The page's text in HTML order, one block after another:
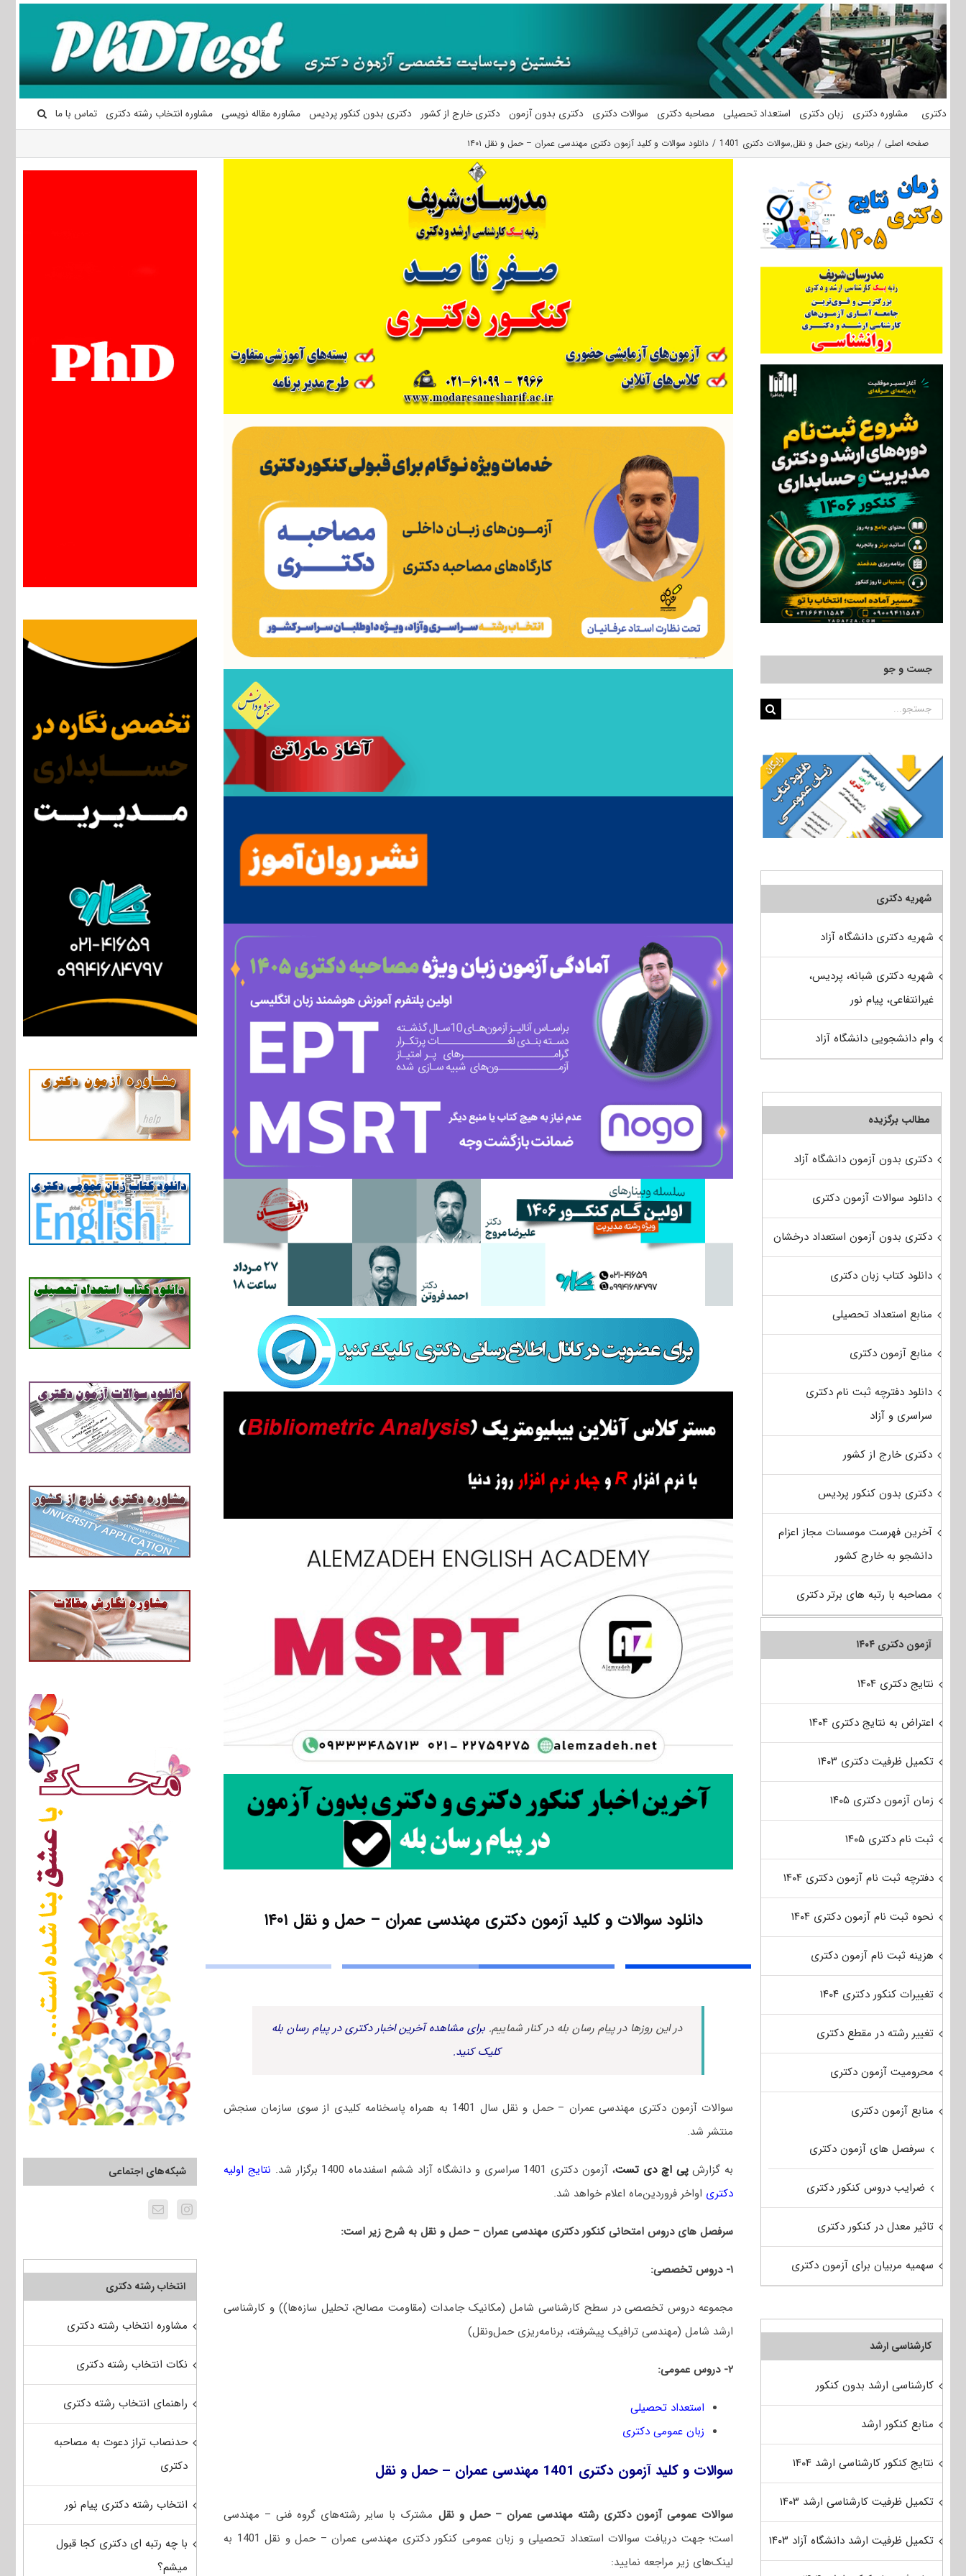
محتوا
دکتری مشاوره دکتری زبان دکتری استعداد تحصیلی مصاحبه دکتری سوالات دکتری دکتری بدون آزمون دکتری خارج از کشور دکتری بدون کنکور پردیس مشاوره مقاله نویسی مشاوره انتخاب رشته دکتری تماس با ما
صفحه اصلی برنامه ریزی حمل و نقل,سوالات دکتری 1401 دانلود سوالات و کلید آزمون دکتری مهندسی عمران – حمل و نقل ۱۴۰۱
دانلود سوالات و کلید آزمون دکتری مهندسی عمران – حمل و نقل ۱۴۰۱
در این روزها در پیام رسان بله در کنار شماییم. برای مشاهده آخرین اخبار دکتری در پیام رسان بله
کلیک کنید.
سوالات آزمون دکتری مهندسی عمران – حمل و نقل سال 1401 به همراه پاسخنامه کلیدی از سوی سازمان سنجش
منتشر شد.
به گزارشپی اچ دی تست، آزمون دکتری 1401 سراسری و دانشگاه آزاد ششم اسفندماه 1400 برگزار شد.
نتایج اولیه
دکتری اواخر فروردین‌ماه اعلام خواهد شد.
سرفصل های دروس امتحانی کنکور دکتری مهندسی عمران – حمل و نقل به شرح زیر است:
۱- دروس تخصصی:
مجموعه دروس تخصصی در سطح کارشناسی شامل (مکانیک جامدات (مقاومت مصالح، تحلیل سازه‌ها)) و کارشناسی
ارشد شامل (مهندسی ترافیک پیشرفته، برنامه‌ریزی حمل‌ونقل)
۲- دروس عمومی:
استعداد تحصیلی
زبان عمومی دکتری
سوالات و کلید آزمون دکتری 1401 مهندسی عمران – حمل و نقل
سوالات عمومی آزمون دکتری رشته مهندسی عمران – حمل و نقل مشترک با سایر رشته‌های گروه فنی – مهندسی
است؛ جهت دریافت سوالات استعداد تحصیلی و زبان عمومی کنکور دکتری مهندسی عمران – حمل و نقل 1401 به
لینک‌های زیر مراجعه نمایید:
شبکه‌های اجتماعی
انتخاب رشته دکتری
مشاوره انتخاب رشته دکتری
نکات انتخاب رشته دکتری
راهنمای انتخاب رشته دکتری
حدنصاب تراز دعوت به مصاحبه
دکتری
انتخاب رشته دکتری پیام نور
با چه رتبه ای دکتری کجا قبول
میشم؟
جست و جو
جستجو
شهریه دکتری
شهریه دکتری دانشگاه آزاد
شهریه دکتری شبانه، پردیس،
غیرانتفاعی، پیام نور
وام دانشجویی دانشگاه آزاد
مطالب برگزیده
دکتری بدون آزمون دانشگاه آزاد
دانلود سوالات آزمون دکتری
دکتری بدون آزمون استعداد درخشان
دانلود کتاب زبان دکتری
منابع استعداد تحصیلی
منابع آزمون دکتری
دانلود دفترچه ثبت نام دکتری
سراسری و آزاد
دکتری خارج از کشور
دکتری بدون کنکور پردیس
آخرین فهرست موسسات مجاز اعزام
دانشجو به خارج کشور
مصاحبه با رتبه های برتر دکتری
آزمون دکتری ۱۴۰۴
نتایج دکتری ۱۴۰۴
اعتراض به نتایج دکتری ۱۴۰۴
تکمیل ظرفیت دکتری ۱۴۰۳
زمان آزمون دکتری ۱۴۰۵
ثبت نام دکتری ۱۴۰۵
دفترچه ثبت نام آزمون دکتری ۱۴۰۴
نحوه ثبت نام آزمون دکتری ۱۴۰۴
هزینه ثبت نام آزمون دکتری
تغییرات کنکور دکتری ۱۴۰۴
تغییر رشته در مقطع دکتری
محرومیت آزمون دکتری
منابع آزمون دکتری
سرفصل های آزمون دکتری
ضرایب دروس کنکور دکتری
تاثیر معدل در کنکور دکتری
سهمیه مربیان برای آزمون دکتری
کارشناسی ارشد
کارشناسی ارشد بدون کنکور
منابع کنکور ارشد
نتایج کنکور کارشناسی ارشد ۱۴۰۴
تکمیل ظرفیت کارشناسی ارشد ۱۴۰۳
تکمیل ظرفیت ارشد دانشگاه آزاد ۱۴۰۳